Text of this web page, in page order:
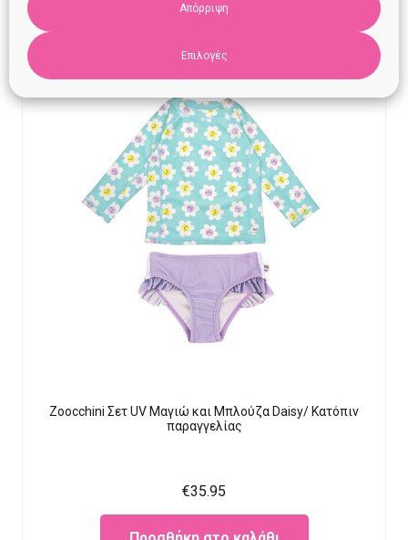
Zoocchini Σετ UV Μαγιώ και Μπλούζα Daisy/ Κατόπιν
παραγγελίας
€35.95
Απόρριψη
Επιλογές